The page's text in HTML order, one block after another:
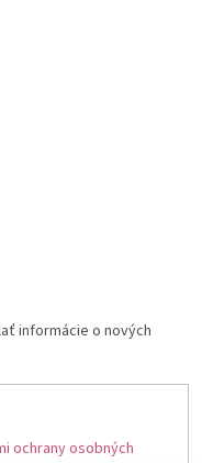
informácie o nových
ochrany osobných